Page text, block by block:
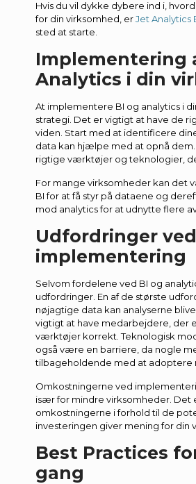
Hvis du vil dykke dybere ind i,
for din virksomhed, erJet Analytics
sted at starte.
Implementering
Analytics i din
At implementere BI og analytics i
strategi. Det er vigtigt at have de
viden. Start med at identificere
data kan hjælpe med at opnå
rigtige værktøjer og teknologier,
For mange virksomheder kan det
BI for at få styr på dataene og
mod analytics for at udnytte flere
Udfordringer ved
implementering
Selvom fordelene ved BI og
udfordringer. En af de største
nøjagtige data kan analyserne
vigtigt at have medarbejdere, der
værktøjer korrekt. Teknologisk
også være en barriere, da nogle
tilbageholdende med at adoptere
Omkostningerne ved
især for mindre virksomheder. Det
omkostningerne i forhold til de
investeringen giver mening for din
Best Practices
gang